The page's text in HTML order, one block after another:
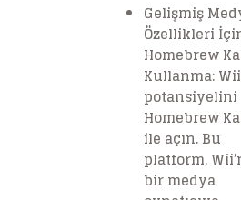
Gelişmiş
Özellikleri
Homebrew
Kullanma:
potansiyelini
Homebrew
ile açın. Bu
platform,
bir medya